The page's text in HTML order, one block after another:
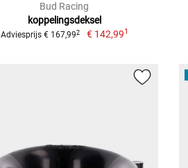
Bud Racing
koppelingsdeksel
Adviesprijs € 167,992 € 142,991